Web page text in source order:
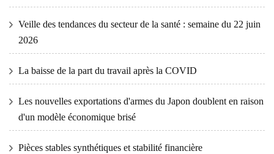
Veille des tendances du secteur de la santé : semaine du 22 juin
2026
La baisse de la part du travail après la COVID
Les nouvelles exportations d'armes du Japon doublent en raison
d'un modèle économique brisé
Pièces stables synthétiques et stabilité financière